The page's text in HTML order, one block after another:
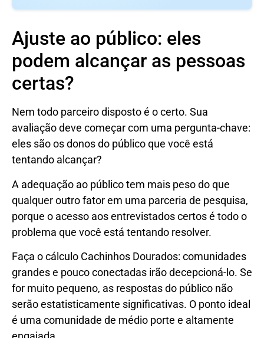
Ajuste ao público: eles
podem alcançar as pessoas
certas?
Nem todo parceiro disposto é o certo. Sua
avaliação deve começar com uma pergunta-chave:
eles são os donos do público que você está
tentando alcançar?
A adequação ao público tem mais peso do que
qualquer outro fator em uma parceria de pesquisa,
porque o acesso aos entrevistados certos é todo o
problema que você está tentando resolver.
Faça o cálculo Cachinhos Dourados: comunidades
grandes e pouco conectadas irão decepcioná-lo. Se
for muito pequeno, as respostas do público não
serão estatisticamente significativas. O ponto ideal
é uma comunidade de médio porte e altamente